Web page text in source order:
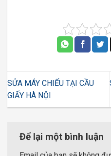
SỬA MÁY CHIẾU TẠI CẦU
GIẤY HÀ NỘI
Để lại một bình luận